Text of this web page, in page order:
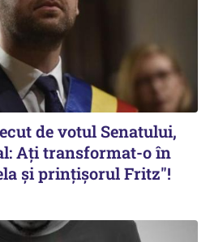
de votul Senatului,
Ați transformat-o în
şi prinţişorul Fritz"!